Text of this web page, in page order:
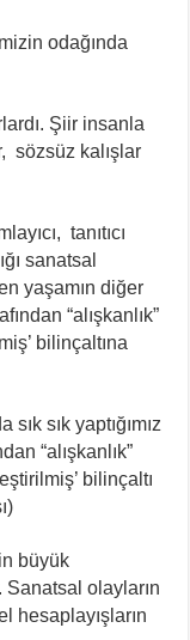
odağında
Şiir insanla
sözsüz kalışlar
tanıtıcı
sanatsal
yaşamın diğer
“alışkanlık”
bilinçaltına
sık yaptığımız
“alışkanlık”
bilinçaltı
büyük
Sanatsal olayların
hesaplayışların